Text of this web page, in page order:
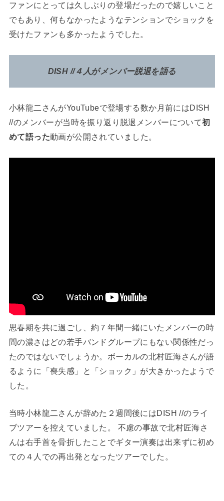
ファンにとっては久しぶりの登場だったので嬉しいこと
でもあり、何もなかったようなテンションでショックを
受けたファンも多かったようでした。
DISH //４人がメンバー脱退を語る
小林龍二さんがYouTubeで登場する数か月前にはDISH
//のメンバーが当時を振り返り脱退メンバーについて初
めて語った動画が公開されていました。
思春期を共に過ごし、約７年間一緒にいたメンバーの時
間の濃さはどの若手バンドグループにもない関係性だっ
たのではないでしょうか。ボーカルの北村匠海さんが語
るように「喪失感」と「ショック」が大きかったようで
した。
当時小林龍二さんが辞めた２週間後にはDISH //のライ
ブツアーを控えていました。 不慮の事故で北村匠海さ
んは右手首を骨折したことでギター演奏は出来ずに初め
ての４人での再出発となったツアーでした。